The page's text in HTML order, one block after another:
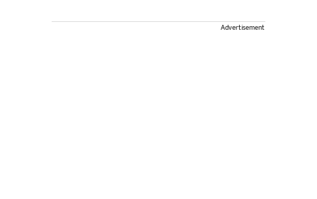
Advertisement